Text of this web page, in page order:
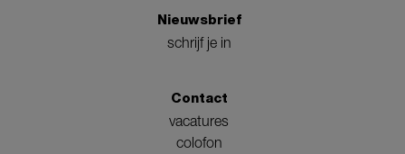
Nieuwsbrief
schrijf je in
Contact
vacatures
colofon